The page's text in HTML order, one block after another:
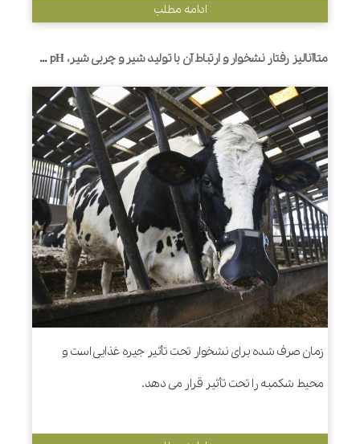
ادامه مطلب
متاآنالیز رفتار نشخوار و ارتباط آن با تولید شیر و چربی شیر، pH شکمبه و قابلیت هضم در گاوهای شیرده
زمان صرف شده برای نشخوار تحت تأثیر جیره غذایی است و
محیط شکمبه را تحت تأثیر قرار می دهد.